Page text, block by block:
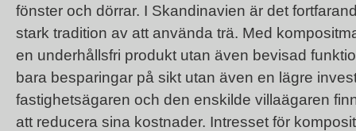
fönster och dörrar. I Skandinavien är det
stark tradition av att använda trä. Med
en underhållsfri produkt utan även bevisad
bara besparingar på sikt utan även en lägre
fastighetsägaren och den enskilde villaägaren
att reducera sina kostnader. Intresset för